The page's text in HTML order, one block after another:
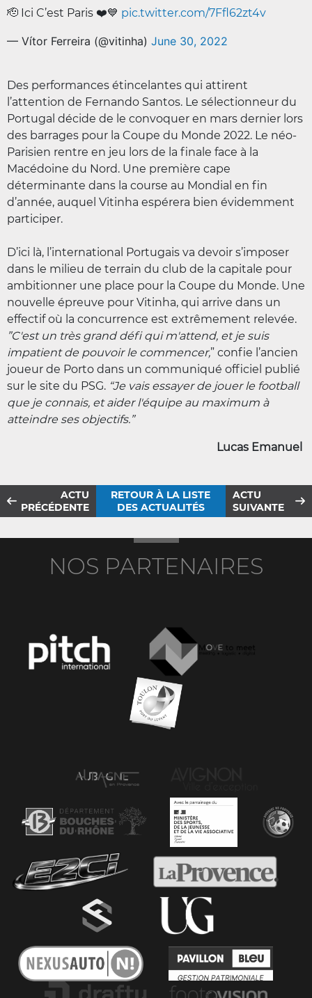
🫡 Ici C’est Paris ❤️💙 pic.twitter.com/7Ffl62zt4v
— Vítor Ferreira (@vitinha) June 30, 2022
Des performances étincelantes qui attirent
l’attention de Fernando Santos. Le sélectionneur du
Portugal décide de le convoquer en mars dernier lors
des barrages pour la Coupe du Monde 2022. Le néo-
Parisien rentre en jeu lors de la finale face à la
Macédoine du Nord. Une première cape
déterminante dans la course au Mondial en fin
d’année, auquel Vitinha espérera bien évidemment
participer.
D’ici là, l’international Portugais va devoir s’imposer
dans le milieu de terrain du club de la capitale pour
ambitionner une place pour la Coupe du Monde. Une
nouvelle épreuve pour Vitinha, qui arrive dans un
effectif où la concurrence est extrêmement relevée.
”C'est un très grand défi qui m'attend, et je suis
impatient de pouvoir le commencer,” confie l’ancien
joueur de Porto dans un communiqué officiel publié
sur le site du PSG. “Je vais essayer de jouer le football
que je connais, et aider l'équipe au maximum à
atteindre ses objectifs.”
Lucas Emanuel
ACTU
PRÉCÉDENTE
RETOUR À LA LISTE
DES ACTUALITÉS
ACTU
SUIVANTE
NOS PARTENAIRES